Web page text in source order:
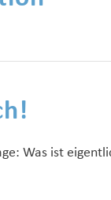
Was ist